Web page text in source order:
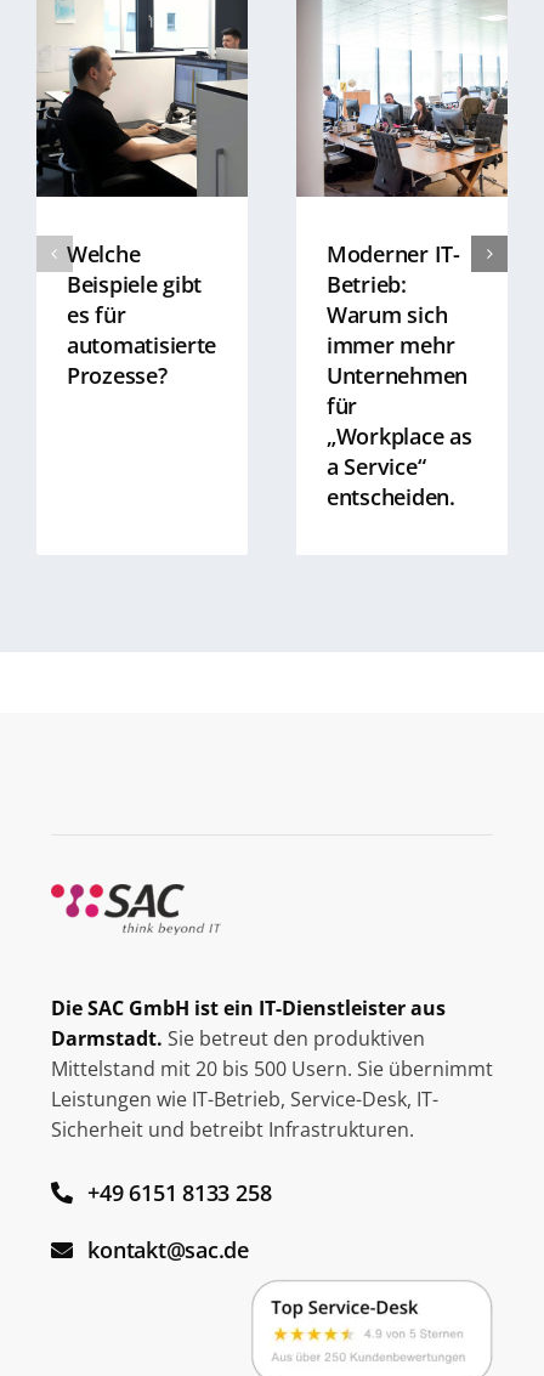
Welche
Beispiele gibt
es für
automatisierte
Prozesse?
Moderner IT-
Betrieb:
Warum sich
immer mehr
Unternehmen
für
„Workplace as
a Service“
entscheiden.
Die SAC GmbH ist ein IT-Dienstleister aus
Darmstadt. Sie betreut den produktiven
Mittelstand mit 20 bis 500 Usern. Sie übernimmt
Leistungen wie IT-Betrieb, Service-Desk, IT-
Sicherheit und betreibt Infrastrukturen.
+49 6151 8133 258
kontakt@sac.de